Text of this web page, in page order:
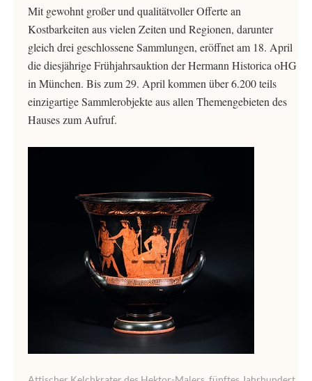
Mit gewohnt großer und qualitätvoller Offerte an
Kostbarkeiten aus vielen Zeiten und Regionen, darunter
gleich drei geschlossene Sammlungen, eröffnet am 18. April
die diesjährige Frühjahrsauktion der Hermann Historica oHG
in München. Bis zum 29. April kommen über 6.200 teils
einzigartige Sammlerobjekte aus allen Themengebieten des
Hauses zum Aufruf.